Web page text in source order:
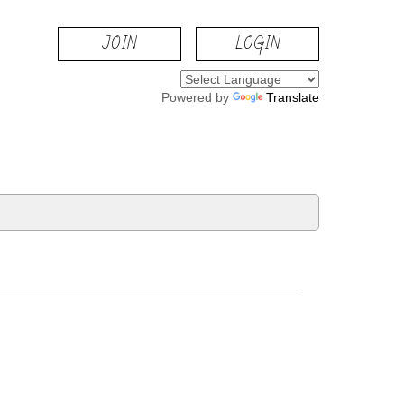
JOIN LOGIN
Powered by Translate